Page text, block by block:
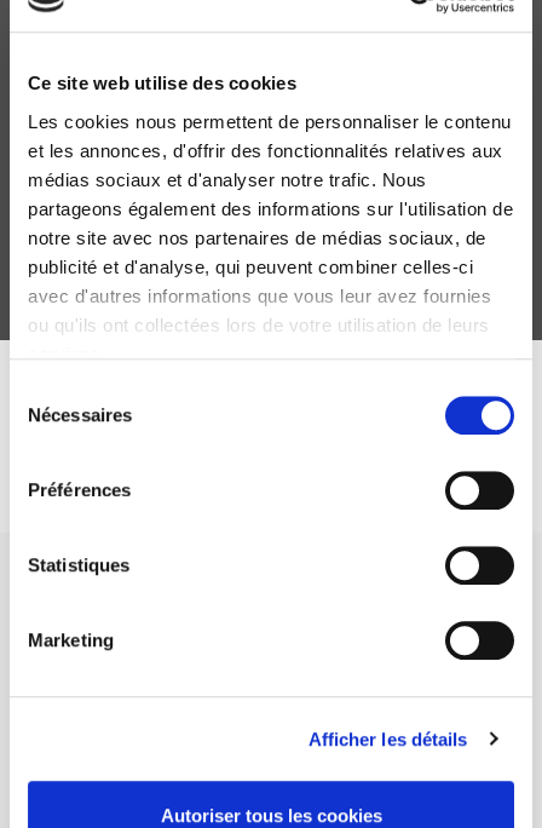
Ce site web utilise des cookies
Les cookies nous permettent de personnaliser le contenu
et les annonces, d'offrir des fonctionnalités relatives aux
médias sociaux et d'analyser notre trafic. Nous
partageons également des informations sur l'utilisation de
notre site avec nos partenaires de médias sociaux, de
publicité et d'analyse, qui peuvent combiner celles-ci
avec d'autres informations que vous leur avez fournies
ou qu'ils ont collectées lors de votre utilisation de leurs
Nécessaires
Préférences
Statistiques
Marketing
Afficher les détails
Autoriser tous les cookies
Les Revenus départementaux en 1864 et en 1954
Nicole Delefortrie
DISCOVER OUR JOURNALS
continue